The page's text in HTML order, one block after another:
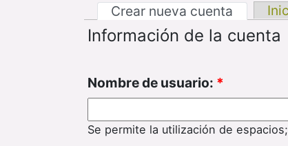
Crear nueva cuenta
Información de la cuenta
Nombre de usuario: *
Se permite la utilización de